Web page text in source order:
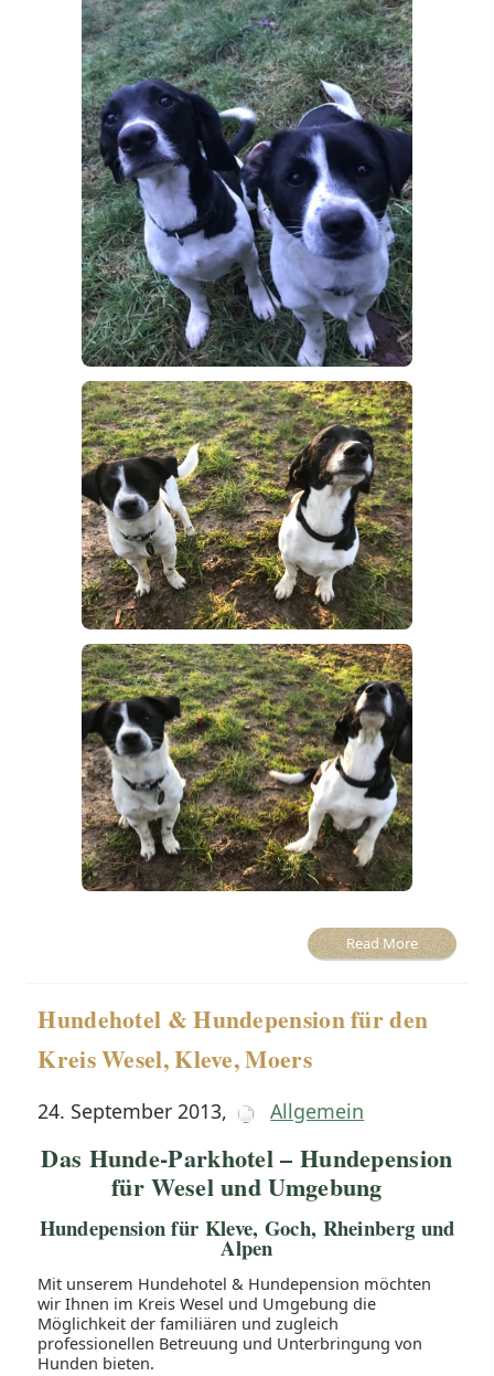
Read More
Hundehotel & Hundepension für den
Kreis Wesel, Kleve, Moers
24. September 2013, Allgemein
Das Hunde-Parkhotel – Hundepension
für Wesel und Umgebung
Hundepension für Kleve, Goch, Rheinberg und
Alpen
Mit unserem Hundehotel & Hundepension möchten
wir Ihnen im Kreis Wesel und Umgebung die
Möglichkeit der familiären und zugleich
professionellen Betreuung und Unterbringung von
Hunden bieten.